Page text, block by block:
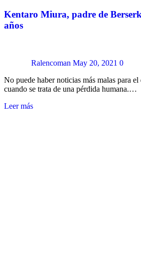
Kentaro Miura, padre de
años
Ralencoman May 20, 2021 0
No puede haber noticias más malas para
cuando se trata de una pérdida humana.…
Leer más